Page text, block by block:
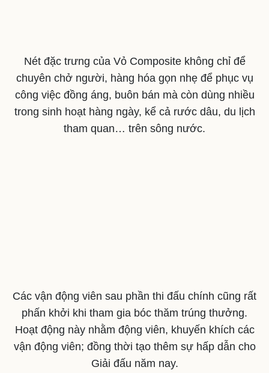
Văn hóa
Sân khấu - Điện ảnh
Văn học
Âm nhạc
Di sản
Thời trang
Sao Việt
Nét đặc trưng của Vỏ Composite không chỉ để
chuyên chở người, hàng hóa gọn nhẹ để phục vụ
công việc đồng áng, buôn bán mà còn dùng nhiều
trong sinh hoạt hàng ngày, kể cả rước dâu, du lịch
tham quan… trên sông nước.
Các vận động viên sau phần thi đấu chính cũng rất
phấn khởi khi tham gia bóc thăm trúng thưởng.
Hoạt động này nhằm động viên, khuyến khích các
vận động viên; đồng thời tạo thêm sự hấp dẫn cho
Giải đấu năm nay.